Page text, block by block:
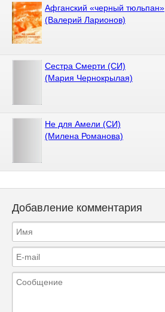
Афганский «черный тюльпан»
(Валерий Ларионов)
Сестра Смерти (СИ)
(Мария Чернокрылая)
Не для Амели (СИ)
(Милена Романова)
Добавление комментария